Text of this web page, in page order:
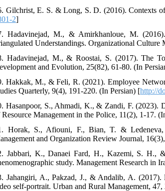
Gilchrist, E. S. & Long, S. D. (2016). Contexts
2]
Hadavinejad, M., & Amirkhanloue, M.
Understandings. Organizational Culture
Hadavinejad, M., & Roostai, S. (2017). The
and Evolution, 25(82), 61-80. (In
Hakkak, M., & Feli, R. (2021). Employee
Quarterly, 9(4), 191-220. (In Persian) [http://
Hasanpoor, S., Ahmadi, K., & Zandi, F. (2023).
Resource Management in the Police, 11(2), 1-17.
Horak, S., Afiouni, F., Bian, T. & Ledeneva,
and Organization Review Journal,
Jabbari, K., Danaei Fard, H., Kazemi, S. H., &
study. Management Research in
Jahangiri, A., Pakzad, J., & Andalib, A. (2017).
self-portrait. Urban and Rural Management,